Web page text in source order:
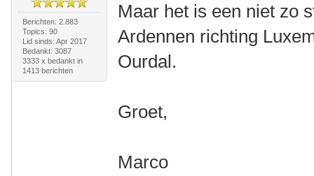
Berichten: 2.883
Topics: 90
Lid sinds: Apr 2017
Bedankt: 3087
3333 x bedankt in
1413 berichten
Maar het is een niet zo
Ardennen richting
Ourdal.
Groet,
Marco